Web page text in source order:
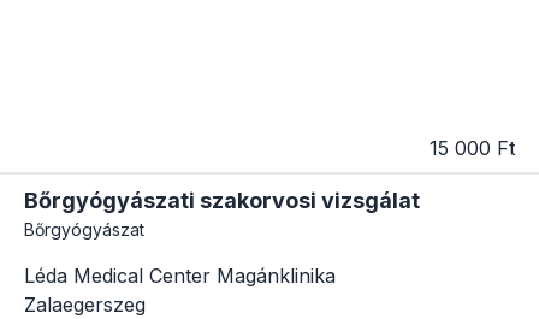
15 000 Ft
Bőrgyógyászati szakorvosi vizsgálat
Bőrgyógyászat
Léda Medical Center Magánklinika
Zalaegerszeg